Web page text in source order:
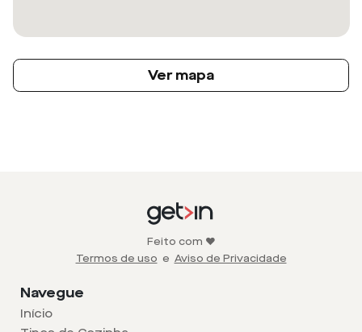
Ver mapa
Feito com ❤️
Termos de uso e Aviso de Privacidade
Navegue
Início